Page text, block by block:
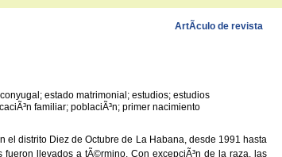
ArtÃ­culo de revista
estado matrimonial; estudios; estudios
familiar; poblaciÃ³n; primer nacimiento
el distrito Diez de Octubre de La Habana, desde 1991 hasta
llevados a tÃ©rmino. Con excepciÃ³n de la raza, las